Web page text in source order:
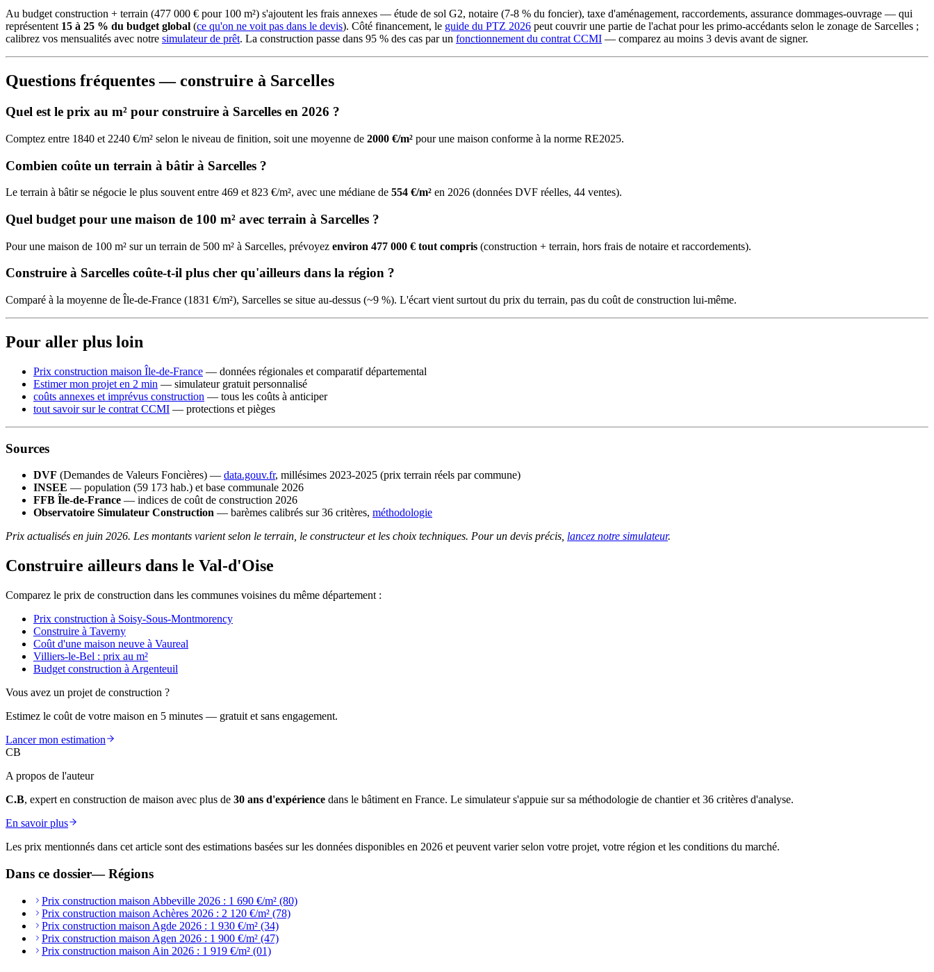
Au budget construction + terrain (477 000 € pour 100 m²) s'ajoutent les frais annexes — étude de sol G2, notaire (7-8 % du foncier), taxe d'aménagement, raccordements, assurance dommages-ouvrage — qui
représentent 15 à 25 % du budget global (ce qu'on ne voit pas dans le devis). Côté financement, le guide du PTZ 2026 peut couvrir une partie de l'achat pour les primo-accédants selon le zonage de Sarcelles ;
calibrez vos mensualités avec notre simulateur de prêt. La construction passe dans 95 % des cas par un fonctionnement du contrat CCMI — comparez au moins 3 devis avant de signer.
Questions fréquentes — construire à Sarcelles
Quel est le prix au m² pour construire à Sarcelles en 2026 ?
Comptez entre 1840 et 2240 €/m² selon le niveau de finition, soit une moyenne de 2000 €/m² pour une maison conforme à la norme RE2025.
Combien coûte un terrain à bâtir à Sarcelles ?
Le terrain à bâtir se négocie le plus souvent entre 469 et 823 €/m², avec une médiane de 554 €/m² en 2026 (données DVF réelles, 44 ventes).
Quel budget pour une maison de 100 m² avec terrain à Sarcelles ?
Pour une maison de 100 m² sur un terrain de 500 m² à Sarcelles, prévoyez environ 477 000 € tout compris (construction + terrain, hors frais de notaire et raccordements).
Construire à Sarcelles coûte-t-il plus cher qu'ailleurs dans la région ?
Comparé à la moyenne de Île-de-France (1831 €/m²), Sarcelles se situe au-dessus (~9 %). L'écart vient surtout du prix du terrain, pas du coût de construction lui-même.
Pour aller plus loin
Prix construction maison Île-de-France — données régionales et comparatif départemental
Estimer mon projet en 2 min — simulateur gratuit personnalisé
coûts annexes et imprévus construction — tous les coûts à anticiper
tout savoir sur le contrat CCMI — protections et pièges
Sources
DVF (Demandes de Valeurs Foncières) — data.gouv.fr, millésimes 2023-2025 (prix terrain réels par commune)
INSEE — population (59 173 hab.) et base communale 2026
FFB Île-de-France — indices de coût de construction 2026
Observatoire Simulateur Construction — barèmes calibrés sur 36 critères, méthodologie
Prix actualisés en juin 2026. Les montants varient selon le terrain, le constructeur et les choix techniques. Pour un devis précis, lancez notre simulateur.
Construire ailleurs dans le Val-d'Oise
Comparez le prix de construction dans les communes voisines du même département :
Prix construction à Soisy-Sous-Montmorency
Construire à Taverny
Coût d'une maison neuve à Vaureal
Villiers-le-Bel : prix au m²
Budget construction à Argenteuil
Vous avez un projet de construction ?
Estimez le coût de votre maison en 5 minutes — gratuit et sans engagement.
Lancer mon estimation
CB
A propos de l'auteur
C.B, expert en construction de maison avec plus de 30 ans d'expérience dans le bâtiment en France. Le simulateur s'appuie sur sa méthodologie de chantier et 36 critères d'analyse.
En savoir plus
Les prix mentionnés dans cet article sont des estimations basées sur les données disponibles en 2026 et peuvent varier selon votre projet, votre région et les conditions du marché.
Dans ce dossier—Régions
Prix construction maison Abbeville 2026 : 1 690 €/m² (80)
Prix construction maison Achères 2026 : 2 120 €/m² (78)
Prix construction maison Agde 2026 : 1 930 €/m² (34)
Prix construction maison Agen 2026 : 1 900 €/m² (47)
Prix construction maison Ain 2026 : 1 919 €/m² (01)